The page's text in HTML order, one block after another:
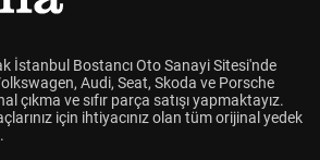
performansını ve güvenliğini
her zaman ön planda tutarak,
uygun çözümleri sunmak için çalışıyoruz.
düşünüyor, kaliteli yedek parçalarla sizlere
duyuyoruz.
araçlarınızın uzun ömürlü olması ve
Siz de bize katılın ve aracınız için en doğru
İstanbul Bostancı Oto Sanayi Sitesi'nde
Audi, Seat, Skoda ve Porsche
çıkma ve sıfır parça satışı yapmaktayız.
için ihtiyacınız olan tüm orijinal yedek